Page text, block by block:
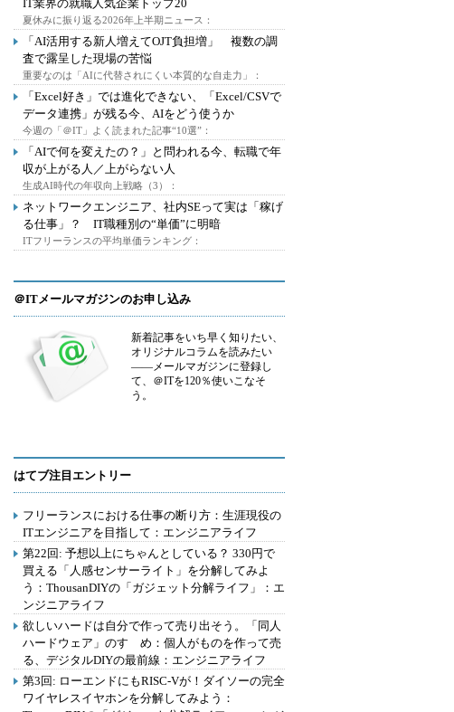
IT業界の就職人気企業トップ20
夏休みに振り返る2026年上半期ニュース：
「AI活用する新人増えてOJT負担増」 複数の調
査で露呈した現場の苦悩
重要なのは「AIに代替されにくい本質的な自走力」：
「Excel好き」では進化できない、「Excel/CSVで
データ連携」が残る今、AIをどう使うか
今週の「＠IT」よく読まれた記事“10選”：
「AIで何を変えたの？」と問われる今、転職で年
収が上がる人／上がらない人
生成AI時代の年収向上戦略（3）：
ネットワークエンジニア、社内SEって実は「稼げ
る仕事」？ IT職種別の“単価”に明暗
ITフリーランスの平均単価ランキング：
＠ITメールマガジンのお申し込み
新着記事をいち早く知りたい、
オリジナルコラムを読みたい
――メールマガジンに登録し
て、＠ITを120％使いこなそ
う。
はてブ注目エントリー
フリーランスにおける仕事の断り方：生涯現役の
ITエンジニアを目指して：エンジニアライフ
第22回: 予想以上にちゃんとしている？ 330円で
買える「人感センサーライト」を分解してみよ
う：ThousanDIYの「ガジェット分解ライフ」：エ
ンジニアライフ
欲しいハードは自分で作って売り出そう。「同人
ハードウェア」のすゝめ：個人がものを作って売
る、デジタルDIYの最前線：エンジニアライフ
第3回: ローエンドにもRISC-Vが！ダイソーの完全
ワイヤレスイヤホンを分解してみよう：